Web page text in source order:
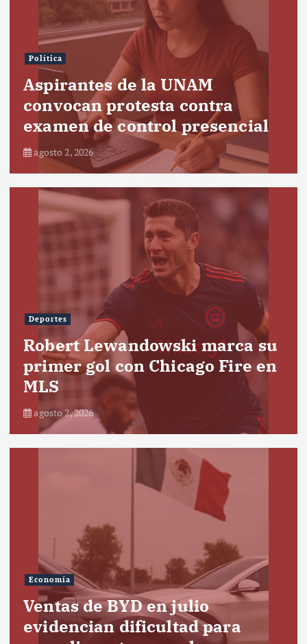
Política
Aspirantes de la UNAM
convocan protesta contra
examen de control presencial
agosto 2, 2026
Deportes
Robert Lewandowski marca su
primer gol con Chicago Fire en
MLS
agosto 2, 2026
Economía
Ventas de BYD en julio
evidencian dificultad para